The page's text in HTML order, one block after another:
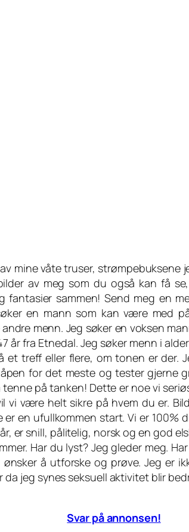
mine våte truser, strømpebuksene
av meg som du også kan få
sammen! Send meg en
en mann som kan være med
menn. Jeg søker en voksen
år fra Etnedal. Jeg søker menn i
treff eller flere, om tonen er der.
for det meste og tester gjerne
på tanken! Dette er noe vi
være helt sikre på hvem du er.
en ufullkommen start. Vi er 100%
er snill, pålitelig, norsk og en god
Har du lyst? Jeg gleder meg.
å utforske og prøve. Jeg er
jeg synes seksuell aktivitet blir
Svar på annonsen!